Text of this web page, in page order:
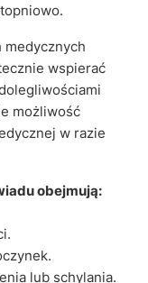
medycznych
wspierać
możliwość
w razie
obejmują:
lub schylania.